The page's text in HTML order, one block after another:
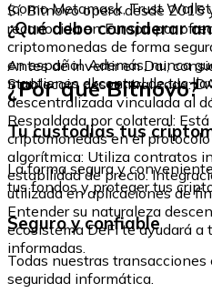
(como Metamask, Trust
Sí. Bitnovo opera desde 2015
reconocida en Europa por
criptomonedas de forma
en español. Además, nunca
mantienes el control de tus
¿Qué debo considerar
Antes de invertir en Dai,
Stablecoin descentralizada:
descentralizada vinculada al
Respaldada por colateral:
criptomonedas en el
algorítmica: Utiliza contratos
estabilidad de precio.
utilizada en aplicaciones de
Entender su naturaleza
ecosistema DeFi te ayudará a
informadas.
¿Por qué Bitnovo?
Tu custodias tus
La forma segura y
tus fondos y proteger tus
Seguro y confiable
Todas nuestras
seguridad informática.